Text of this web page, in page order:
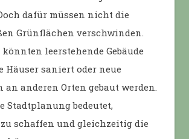
dafür müssen nicht die
Grünflächen verschwinden.
leerstehende Gebäude
Häuser saniert oder neue
an anderen Orten gebaut werden.
Stadtplanung bedeutet,
schaffen und gleichzeitig die